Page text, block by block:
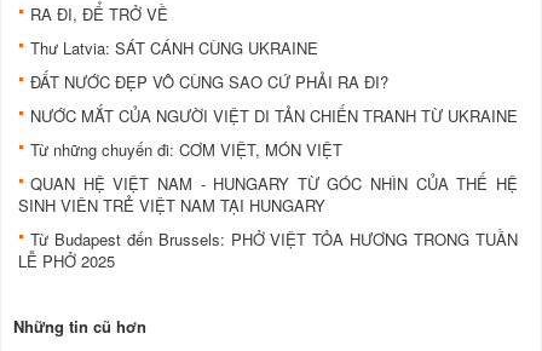
RA ĐI, ĐỂ TRỞ VỀ
Thư Latvia: SÁT CÁNH CÙNG UKRAINE
ĐẤT NƯỚC ĐẸP VÔ CÙNG SAO CỨ PHẢI RA ĐI?
NƯỚC MẮT CỦA NGƯỜI VIỆT DI TẢN CHIẾN TRANH TỪ UKRAINE
Từ những chuyến đi: CƠM VIỆT, MÓN VIỆT
QUAN HỆ VIỆT NAM - HUNGARY TỪ GÓC NHÌN CỦA THẾ HỆ
SINH VIÊN TRẺ VIỆT NAM TẠI HUNGARY
Từ Budapest đến Brussels: PHỞ VIỆT TỎA HƯƠNG TRONG TUẦN
LỄ PHỞ 2025
Những tin cũ hơn